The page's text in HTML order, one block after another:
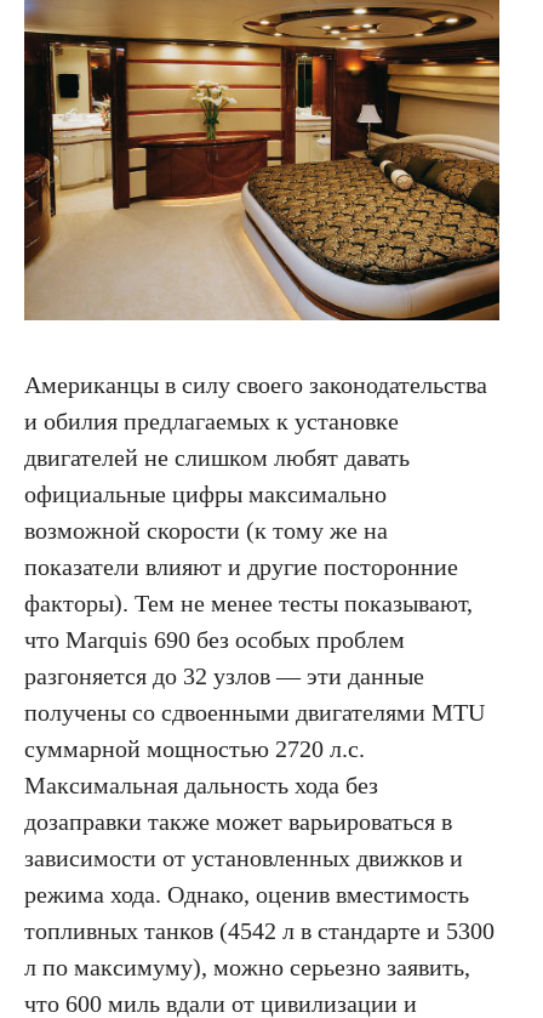
Американцы в силу своего законодательства
и обилия предлагаемых к установке
двигателей не слишком любят давать
официальные цифры максимально
возможной скорости (к тому же на
показатели влияют и другие посторонние
факторы). Тем не менее тесты показывают,
что Marquis 690 без особых проблем
разгоняется до 32 узлов — эти данные
получены со сдвоенными двигателями MTU
суммарной мощностью 2720 л.с.
Максимальная дальность хода без
дозаправки также может варьироваться в
зависимости от установленных движков и
режима хода. Однако, оценив вместимость
топливных танков (4542 л в стандарте и 5300
л по максимуму), можно серьезно заявить,
что 600 миль вдали от цивилизации и